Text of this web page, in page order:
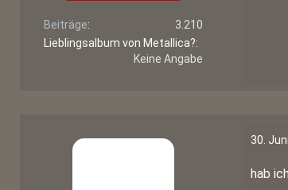
Beiträge
3.210
Lieblingsalbum von Metallica?
Keine Angabe
30.
hab